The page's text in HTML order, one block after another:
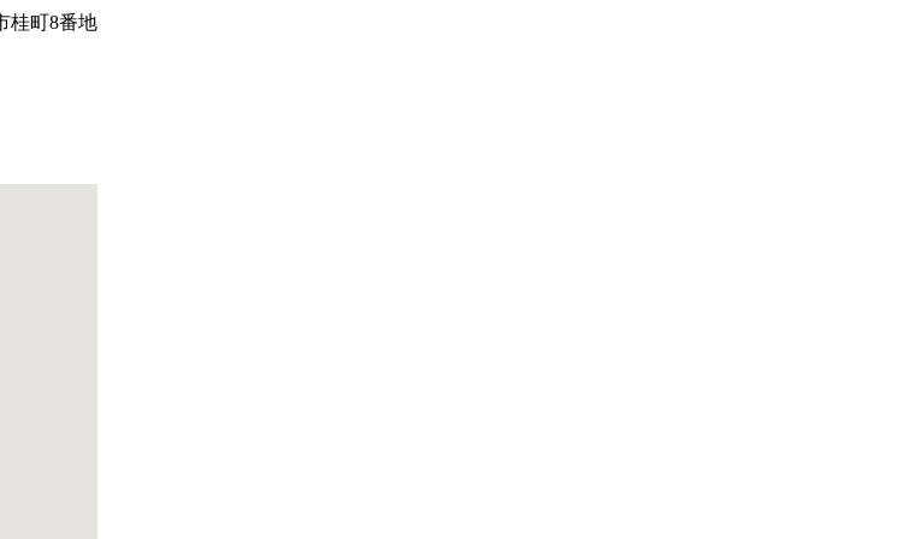
桂町8番地